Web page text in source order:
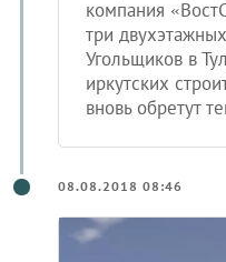
компания
три
Угольщиков в
иркутских
вновь обретут
08.08.2018 08:46